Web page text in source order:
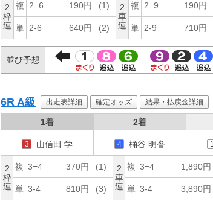
2
枠
連
複 2=6 190円 (1)
2
車
連
複 2=9 190円
単 2-6 640円 (2) 単 2-9 710円
並び予想
6R A級 出走表詳細 確定オッズ 結果・払戻金詳細
1着 2着
3 山信田 学 4 桶谷 明誉 1
2
枠
連
複 3=4 370円 (1)
2
車
連
複 3=4 1,890円
単 3-4 810円 (3) 単 3-4 3,890円